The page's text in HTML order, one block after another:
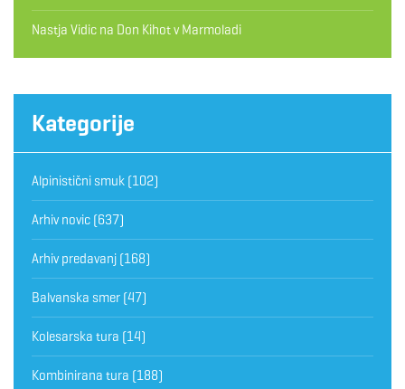
Nastja Vidic na Don Kihot v Marmoladi
Kategorije
Alpinistični smuk (102)
Arhiv novic (637)
Arhiv predavanj (168)
Balvanska smer (47)
Kolesarska tura (14)
Kombinirana tura (188)